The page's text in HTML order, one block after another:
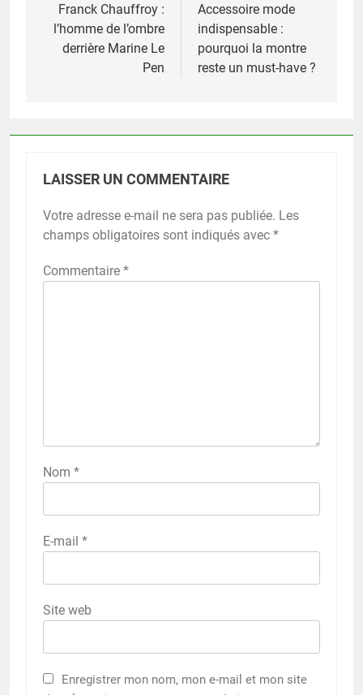
de
l’article
Franck Chauffroy :
l’homme de l’ombre
derrière Marine Le
Pen
Accessoire mode
indispensable :
pourquoi la montre
reste un must-have ?
LAISSER UN COMMENTAIRE
Votre adresse e-mail ne sera pas publiée. Les
champs obligatoires sont indiqués avec *
Commentaire *
Nom *
E-mail *
Site web
Enregistrer mon nom, mon e-mail et mon site